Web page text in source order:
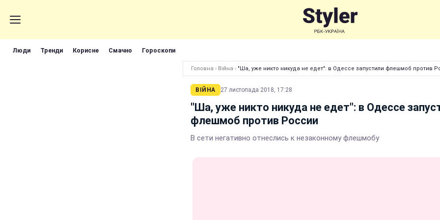
Люди Тренди Корисне Смачно Гороскопи
Головна › Війна › "Ша, уже никто никуда не едет": в Одессе запустили флешмоб против
ВІЙНА 27 листопада 2018, 17:28
"Ша, уже никто никуда не едет": в Одессе
флешмоб против России
В сети негативно отнеслись к незаконному флешмобу